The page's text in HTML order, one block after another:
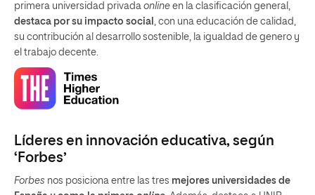
primera universidad privada online en la clasificación general,
destaca por su impacto social , con una educación de calidad,
su contribución al desarrollo sostenible, la igualdad de genero y
el trabajo decente.
Líderes en innovación educativa, según
‘Forbes’
Forbes nos posiciona entre las tres mejores universidades de